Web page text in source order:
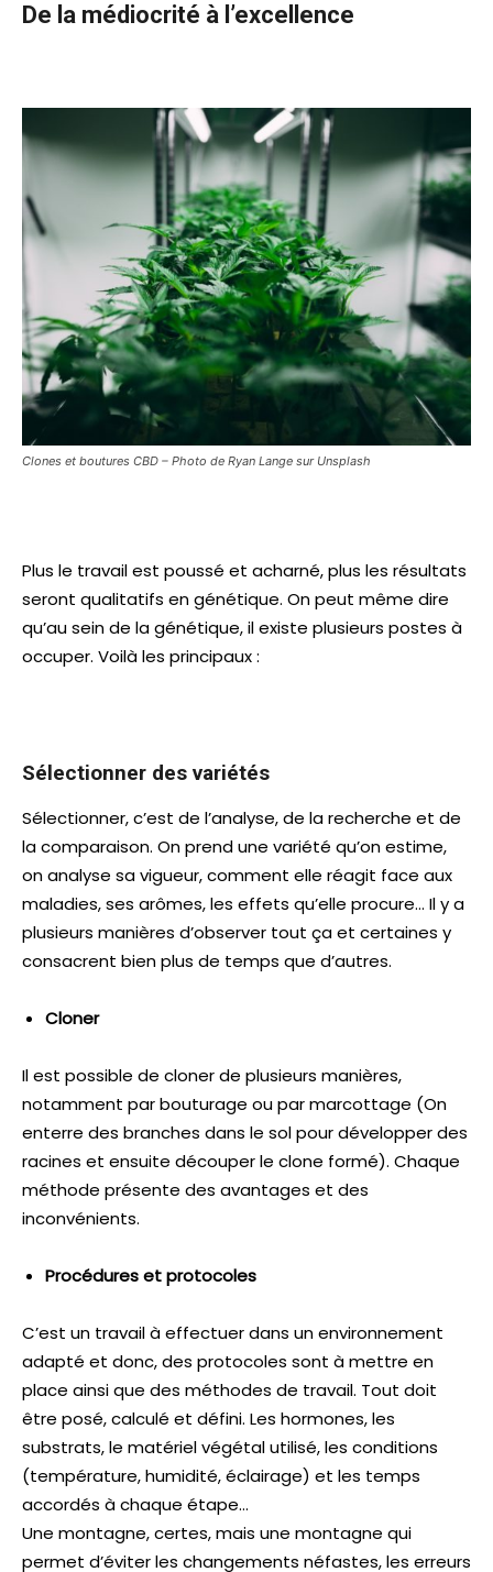
De la médiocrité à l’excellence
Clones et boutures CBD – Photo de Ryan Lange sur Unsplash
Plus le travail est poussé et acharné, plus les résultats
seront qualitatifs en génétique. On peut même dire
qu’au sein de la génétique, il existe plusieurs postes à
occuper. Voilà les principaux :
Sélectionner des variétés
Sélectionner, c’est de l’analyse, de la recherche et de
la comparaison. On prend une variété qu’on estime,
on analyse sa vigueur, comment elle réagit face aux
maladies, ses arômes, les effets qu’elle procure… Il y a
plusieurs manières d’observer tout ça et certaines y
consacrent bien plus de temps que d’autres.
Cloner
Il est possible de cloner de plusieurs manières,
notamment par bouturage ou par marcottage (On
enterre des branches dans le sol pour développer des
racines et ensuite découper le clone formé). Chaque
méthode présente des avantages et des
inconvénients.
Procédures et protocoles
C’est un travail à effectuer dans un environnement
adapté et donc, des protocoles sont à mettre en
place ainsi que des méthodes de travail. Tout doit
être posé, calculé et défini. Les hormones, les
substrats, le matériel végétal utilisé, les conditions
(température, humidité, éclairage) et les temps
accordés à chaque étape…
Une montagne, certes, mais une montagne qui
permet d’éviter les changements néfastes, les erreurs